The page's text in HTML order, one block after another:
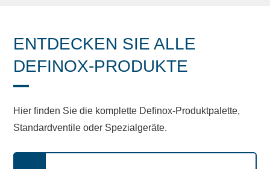
ENTDECKEN SIE ALLE
DEFINOX-PRODUKTE
Hier finden Sie die komplette Definox-Produktpalette,
Standardventile oder Spezialgeräte.